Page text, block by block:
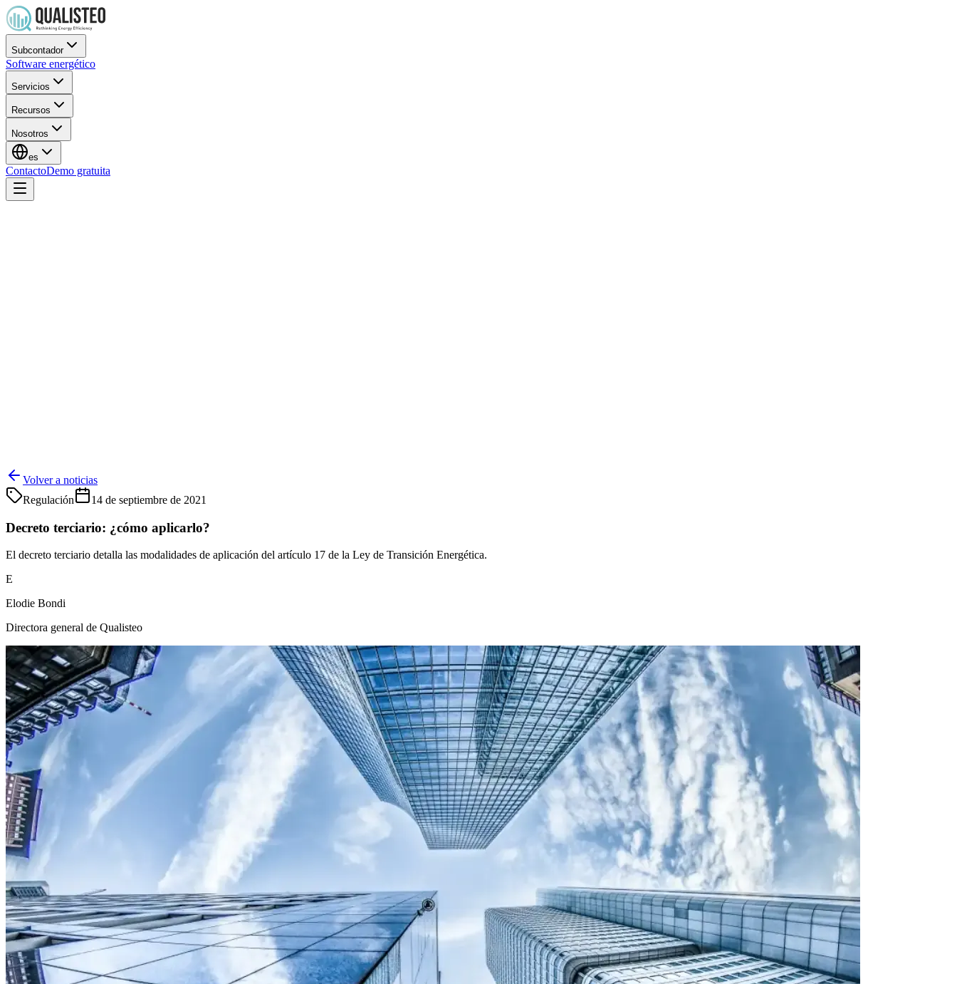
Subcontador
Software energético
Servicios
Recursos
Nosotros
es
ContactoDemo gratuita
Volver a noticias
Regulación
14 de septiembre de 2021
Decreto terciario: ¿cómo aplicarlo?
El decreto terciario detalla las modalidades de aplicación del artículo 17 de la Ley de Transición Energética.
E
Elodie Bondi
Directora general de Qualisteo